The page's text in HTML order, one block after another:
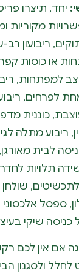
יחד, תיצרו
מקוריות
ריבועון
או כוסות
למפתחות,
לפרחים,
כוננית
ריבוע מתלה
לבית
תלויות לחדר
לתכשיטים,
ספסל אלכסוני
שיקי
אם אין לכם
ולסגנון